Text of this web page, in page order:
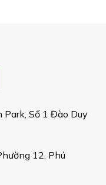
Park, Số 1 Đào Duy
12, Phú